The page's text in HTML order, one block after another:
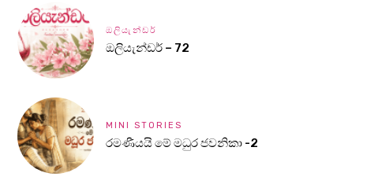
ඔලියැන්ඩර්
ඔලියැන්ඩර් – 72
MINI STORIES
රමණීයයි මේ මධුර ජවනිකා -2